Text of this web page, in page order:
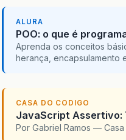
ALURA
POO: o que é
Aprenda os conceitos
herança, encapsulamento
CASA DO CODIGO
JavaScript Assertivo:
Por Gabriel Ramos —